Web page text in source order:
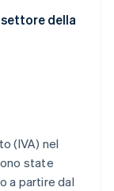
settore della
(IVA) nel
state
a partire dal